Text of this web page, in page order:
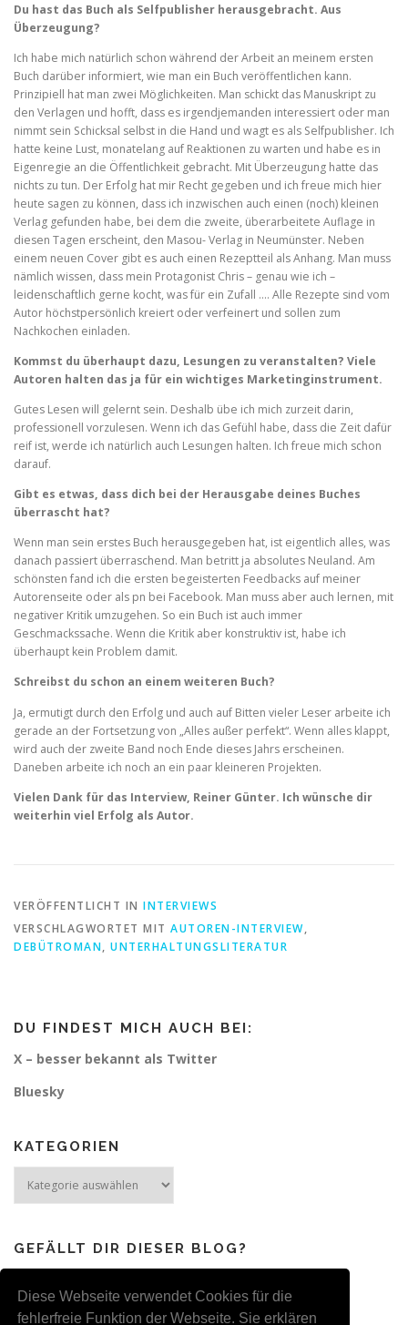
Diese Webseite verwendet Cookies für die
fehlerfreie Funktion der Webseite. Sie erklären
Du hast das Buch als Selfpublisher herausgebracht. Aus
Überzeugung?
Ich habe mich natürlich schon während der Arbeit an meinem ersten
Buch darüber informiert, wie man ein Buch veröffentlichen kann.
Prinzipiell hat man zwei Möglichkeiten. Man schickt das Manuskript zu
den Verlagen und hofft, dass es irgendjemanden interessiert oder man
nimmt sein Schicksal selbst in die Hand und wagt es als Selfpublisher. Ich
hatte keine Lust, monatelang auf Reaktionen zu warten und habe es in
Eigenregie an die Öffentlichkeit gebracht. Mit Überzeugung hatte das
nichts zu tun. Der Erfolg hat mir Recht gegeben und ich freue mich hier
heute sagen zu können, dass ich inzwischen auch einen (noch) kleinen
Verlag gefunden habe, bei dem die zweite, überarbeitete Auflage in
diesen Tagen erscheint, den Masou- Verlag in Neumünster. Neben
einem neuen Cover gibt es auch einen Rezeptteil als Anhang. Man muss
nämlich wissen, dass mein Protagonist Chris – genau wie ich –
leidenschaftlich gerne kocht, was für ein Zufall …. Alle Rezepte sind vom
Autor höchstpersönlich kreiert oder verfeinert und sollen zum
Nachkochen einladen.
Kommst du überhaupt dazu, Lesungen zu veranstalten? Viele
Autoren halten das ja für ein wichtiges Marketinginstrument.
Gutes Lesen will gelernt sein. Deshalb übe ich mich zurzeit darin,
professionell vorzulesen. Wenn ich das Gefühl habe, dass die Zeit dafür
reif ist, werde ich natürlich auch Lesungen halten. Ich freue mich schon
darauf.
Gibt es etwas, dass dich bei der Herausgabe deines Buches
überrascht hat?
Wenn man sein erstes Buch herausgegeben hat, ist eigentlich alles, was
danach passiert überraschend. Man betritt ja absolutes Neuland. Am
schönsten fand ich die ersten begeisterten Feedbacks auf meiner
Autorenseite oder als pn bei Facebook. Man muss aber auch lernen, mit
negativer Kritik umzugehen. So ein Buch ist auch immer
Geschmackssache. Wenn die Kritik aber konstruktiv ist, habe ich
überhaupt kein Problem damit.
Schreibst du schon an einem weiteren Buch?
Ja, ermutigt durch den Erfolg und auch auf Bitten vieler Leser arbeite ich
gerade an der Fortsetzung von „Alles außer perfekt“. Wenn alles klappt,
wird auch der zweite Band noch Ende dieses Jahrs erscheinen.
Daneben arbeite ich noch an ein paar kleineren Projekten.
Vielen Dank für das Interview, Reiner Günter. Ich wünsche dir
weiterhin viel Erfolg als Autor.
VERÖFFENTLICHT IN INTERVIEWS
VERSCHLAGWORTET MIT AUTOREN-INTERVIEW,
DEBÜTROMAN, UNTERHALTUNGSLITERATUR
DU FINDEST MICH AUCH BEI:
X – besser bekannt als Twitter
Bluesky
KATEGORIEN
GEFÄLLT DIR DIESER BLOG?
Auch Kommentare werden immer gerne genommen :-)